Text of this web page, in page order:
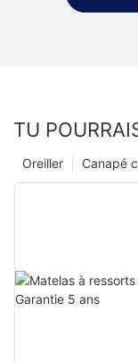
TU
Canapé
Oreiller